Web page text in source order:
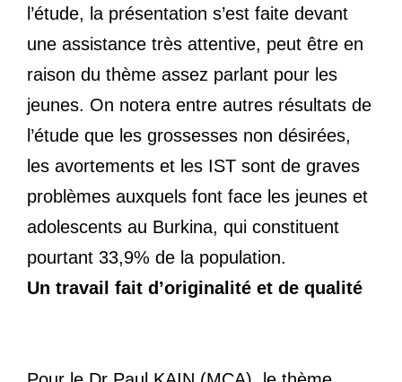
l’étude, la présentation s’est faite devant
une assistance très attentive, peut être en
raison du thème assez parlant pour les
jeunes. On notera entre autres résultats de
l’étude que les grossesses non désirées,
les avortements et les IST sont de graves
problèmes auxquels font face les jeunes et
adolescents au Burkina, qui constituent
pourtant 33,9% de la population.
Un travail fait d’originalité et de qualité